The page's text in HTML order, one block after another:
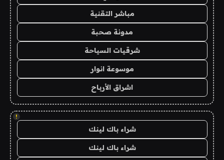
مباشر التقنية
مدونة صحبة
شرقيات السياحة
موسوعة انوار
اشراق الأرباح
!
شراء باك لينك
شراء باك لينك